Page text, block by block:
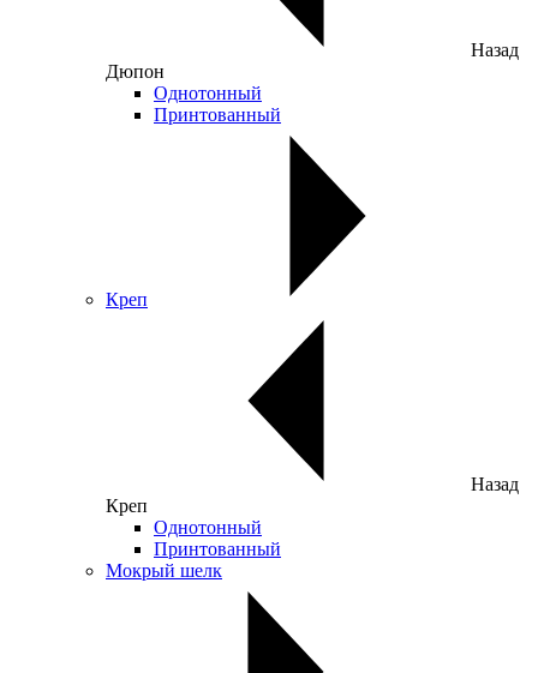
Назад
Дюпон
Однотонный
Принтованный
Креп
Назад
Креп
Однотонный
Принтованный
Мокрый шелк